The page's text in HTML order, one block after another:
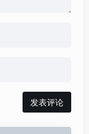
发表评论